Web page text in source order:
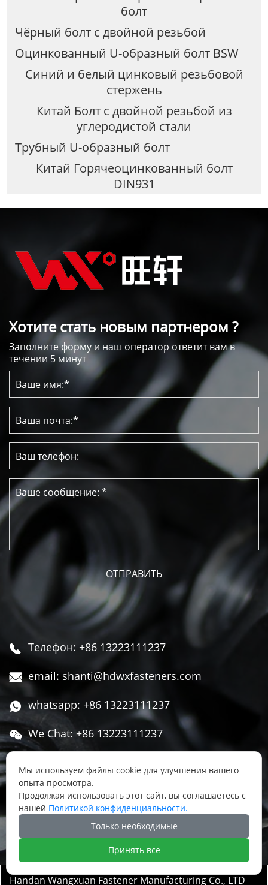
болт
Чёрный болт с двойной резьбой
Оцинкованный U-образный болт BSW
Синий и белый цинковый резьбовой
стержень
Китай Болт с двойной резьбой из
углеродистой стали
Трубный U-образный болт
Китай Горячеоцинкованный болт
DIN931
Хотите стать новым партнером ?
Заполните форму и наш оператор ответит вам в
течении 5 минут
 Телефон: +86 13223111237
 email: shanti@hdwxfasteners.com
 whatsapp: +86 13223111237
 We Chat: +86 13223111237
Чжоуцунь, поселок Сису, район Юннянь,
город Ханьдань, провинция Хэбэй, Китай

Handan Wangxuan Fastener Manufacturing Co., LTD
Мы используем файлы cookie для улучшения вашего
опыта просмотра.
Продолжая использовать этот сайт, вы соглашаетесь с
нашей Политикой конфиденциальности.
Только необходимые
Принять все